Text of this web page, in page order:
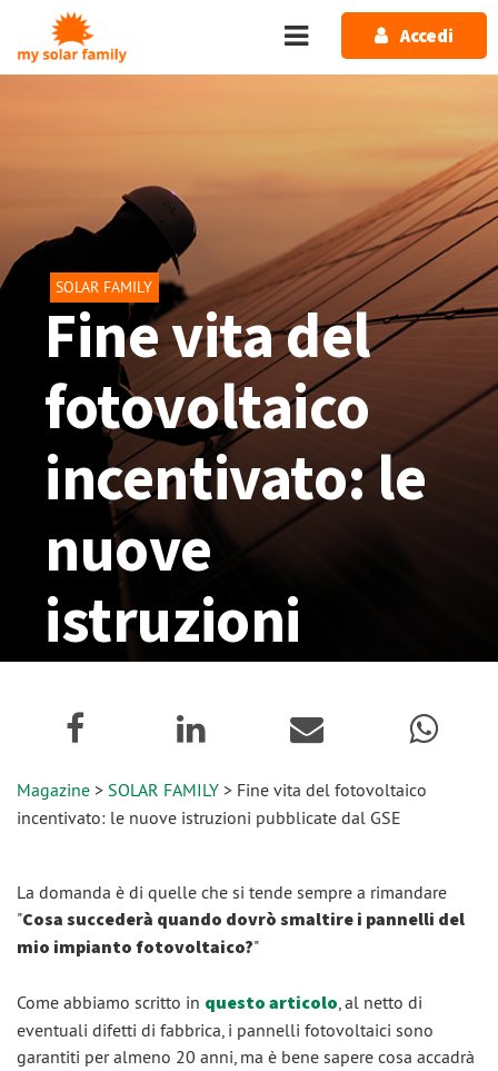
Salta al contenuto principale
Accedi
SOLAR FAMILY
Fine vita del
fotovoltaico
incentivato: le
nuove
istruzioni
pubblicate dal
GSE
23 Settembre 2022
Magazine > SOLAR FAMILY > Fine vita del fotovoltaico
incentivato: le nuove istruzioni pubblicate dal GSE
La domanda è di quelle che si tende sempre a rimandare
"Cosa succederà quando dovrò smaltire i pannelli del
mio impianto fotovoltaico?"
Come abbiamo scritto in questo articolo, al netto di
eventuali difetti di fabbrica, i pannelli fotovoltaici sono
garantiti per almeno 20 anni, ma è bene sapere cosa accadrà